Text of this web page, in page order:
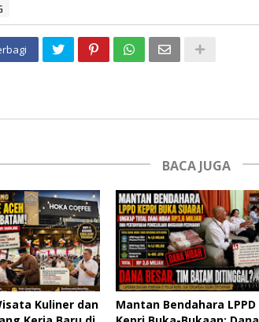
BACA JUGA
Kuliner dan
Mantan Bendahara LPPD